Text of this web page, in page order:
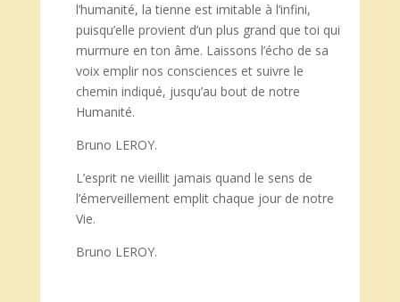
l’humanité, la tienne est imitable à l’infini,
puisqu’elle provient d’un plus grand que toi qui
murmure en ton âme. Laissons l’écho de sa
voix emplir nos consciences et suivre le
chemin indiqué, jusqu’au bout de notre
Humanité.
Bruno LEROY.
L’esprit ne vieillit jamais quand le sens de
l’émerveillement emplit chaque jour de notre
Vie.
Bruno LEROY.